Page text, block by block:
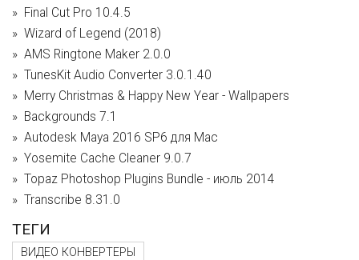
Final Cut Pro 10.4.5
Wizard of Legend (2018)
AMS Ringtone Maker 2.0.0
TunesKit Audio Converter 3.0.1.40
Merry Christmas & Happy New Year - Wallpapers
Backgrounds 7.1
Autodesk Maya 2016 SP6 для Mac
Yosemite Cache Cleaner 9.0.7
Topaz Photoshop Plugins Bundle - июль 2014
Transcribe 8.31.0
ТЕГИ
ВИДЕО КОНВЕРТЕРЫ